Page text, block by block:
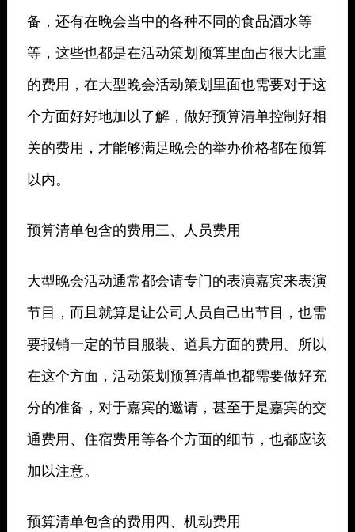
备，还有在晚会当中的各种不同的食品酒水等
等，这些也都是在活动策划预算里面占很大比重
的费用，在大型晚会活动策划里面也需要对于这
个方面好好地加以了解，做好预算清单控制好相
关的费用，才能够满足晚会的举办价格都在预算
以内。
预算清单包含的费用三、人员费用
大型晚会活动通常都会请专门的表演嘉宾来表演
节目，而且就算是让公司人员自己出节目，也需
要报销一定的节目服装、道具方面的费用。所以
在这个方面，活动策划预算清单也都需要做好充
分的准备，对于嘉宾的邀请，甚至于是嘉宾的交
通费用、住宿费用等各个方面的细节，也都应该
加以注意。
预算清单包含的费用四、机动费用